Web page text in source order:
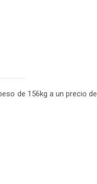
de 156kg a un precio de